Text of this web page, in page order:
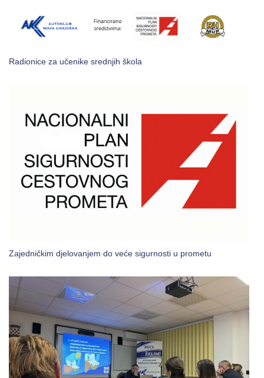
Radionice za učenike srednjih škola
Zajedničkim djelovanjem do veće sigurnosti u prometu